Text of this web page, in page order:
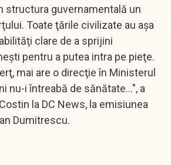
structura guvernamentală un
Toate ţările civilizate au aşa
clare de a sprijini
pentru a putea intra pe pieţe.
mai are o direcţie în Ministerul
nu-i întreabă de sănătate...", a
la DC News, la emisiunea
Dumitrescu.